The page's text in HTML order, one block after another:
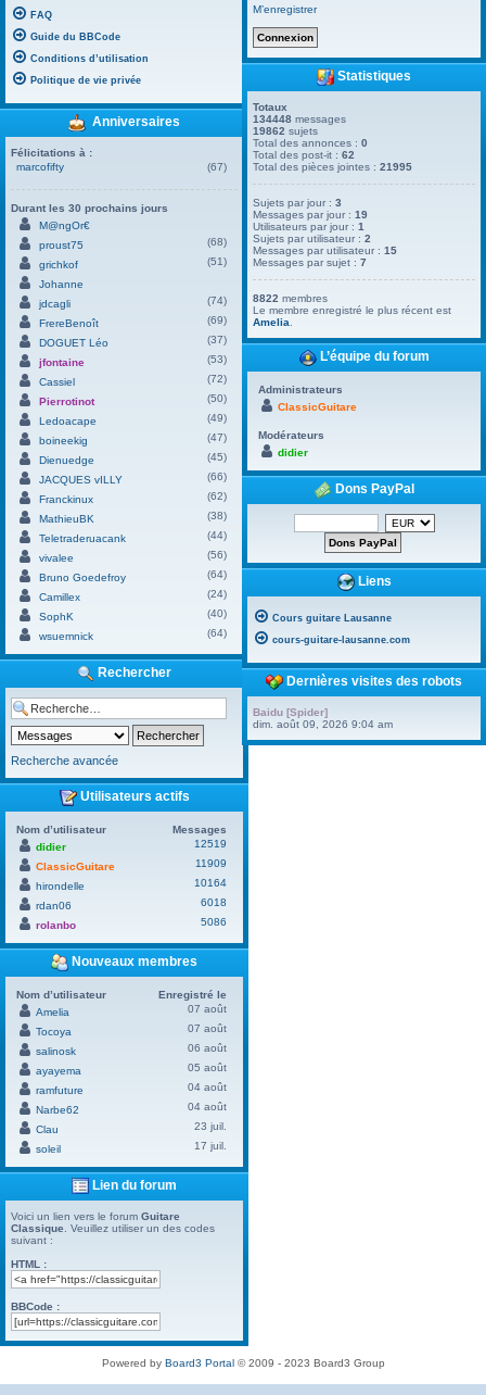
FAQ
Guide du BBCode
Conditions d’utilisation
Politique de vie privée
Anniversaires
Félicitations à :
marcofifty
(67)
Durant les 30 prochains jours
M@ngOr€
proust75
(68)
grichkof
(51)
Johanne
jdcagli
(74)
FrereBenoît
(69)
DOGUET Léo
(37)
jfontaine
(53)
Cassiel
(72)
Pierrotinot
(50)
Ledoacape
(49)
boineekig
(47)
Dienuedge
(45)
JACQUES vILLY
(66)
Franckinux
(62)
MathieuBK
(38)
Teletraderuacank
(44)
vivalee
(56)
Bruno Goedefroy
(64)
Camillex
(24)
SophK
(40)
wsuemnick
(64)
Rechercher
Recherche avancée
Utilisateurs actifs
Nom d’utilisateur
Messages
didier
12519
ClassicGuitare
11909
hirondelle
10164
rdan06
6018
rolanbo
5086
Nouveaux membres
Nom d’utilisateur
Enregistré le
Amelia
07 août
Tocoya
07 août
salinosk
06 août
ayayema
05 août
ramfuture
04 août
Narbe62
04 août
Clau
23 juil.
soleil
17 juil.
Lien du forum
Voici un lien vers le forum Guitare
Classique . Veuillez utiliser un des codes
suivant :
HTML :
BBCode :
M’enregistrer
Statistiques
Totaux
134448 messages
19862 sujets
Total des annonces :0
Total des post-it :62
Total des pièces jointes :21995
Sujets par jour :3
Messages par jour :19
Utilisateurs par jour :1
Sujets par utilisateur :2
Messages par utilisateur :15
Messages par sujet :7
8822 membres
Le membre enregistré le plus récent est
Amelia
L’équipe du forum
Administrateurs
ClassicGuitare
Modérateurs
didier
Dons PayPal
Liens
Cours guitare Lausanne
cours-guitare-lausanne.com
Dernières visites des robots
Baidu [Spider]
dim. août 09, 2026 9:04 am
Powered by Board3 Portal© 2009 - 2023 Board3 Group